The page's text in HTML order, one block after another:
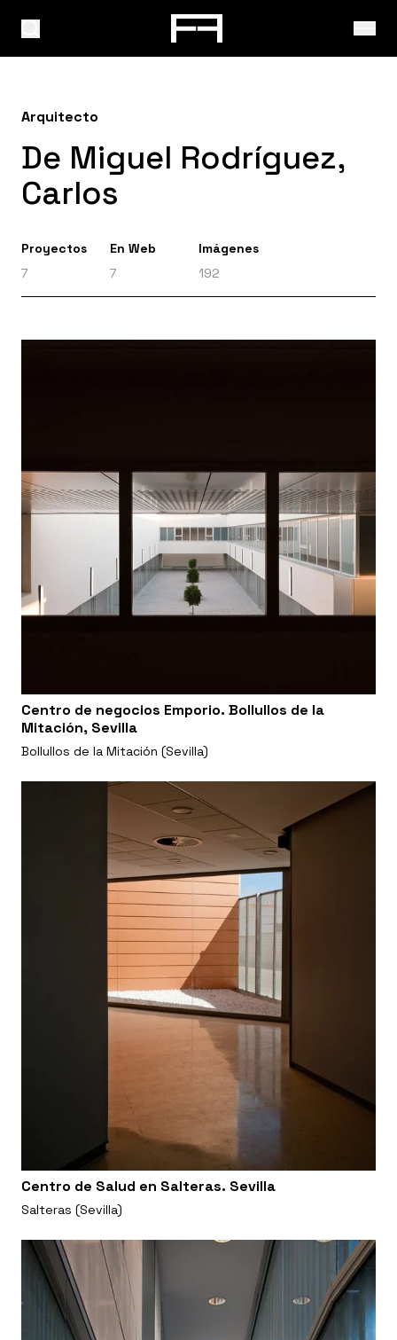
Arquitecto
De Miguel Rodríguez,
Carlos
Proyectos
7
En Web
7
Imágenes
192
Centro de negocios Emporio. Bollullos de la
Mitación, Sevilla
Bollullos de la Mitación (Sevilla)
Centro de Salud en Salteras. Sevilla
Salteras (Sevilla)